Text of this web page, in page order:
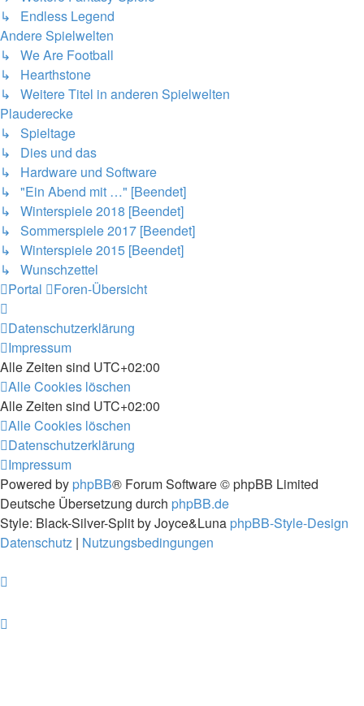
↳ Endless Legend
Andere Spielwelten
↳ We Are Football
↳ Hearthstone
↳ Weitere Titel in anderen Spielwelten
Plauderecke
↳ Spieltage
↳ Dies und das
↳ Hardware und Software
↳ "Ein Abend mit …" [Beendet]
↳ Winterspiele 2018 [Beendet]
↳ Sommerspiele 2017 [Beendet]
↳ Winterspiele 2015 [Beendet]
↳ Wunschzettel
Portal
Foren-Übersicht
Datenschutzerklärung
Impressum
Alle Zeiten sind UTC+02:00
Alle Cookies löschen
Alle Zeiten sind UTC+02:00
Alle Cookies löschen
Datenschutzerklärung
Impressum
Powered by phpBB® Forum Software © phpBB Limited
Deutsche Übersetzung durch phpBB.de
Style: Black-Silver-Split by Joyce&Luna phpBB-Style-Design
Datenschutz | Nutzungsbedingungen